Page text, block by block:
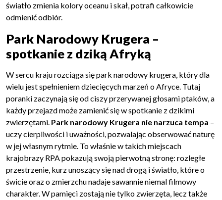
światło zmienia kolory oceanu i skał, potrafi całkowicie
odmienić odbiór.
Park Narodowy Krugera –
spotkanie z dziką Afryką
W sercu kraju rozciąga się park narodowy krugera, który dla
wielu jest spełnieniem dziecięcych marzeń o Afryce. Tutaj
poranki zaczynają się od ciszy przerywanej głosami ptaków, a
każdy przejazd może zamienić się w spotkanie z dzikimi
zwierzętami. Park narodowy Krugera nie narzuca tempa –
uczy cierpliwości i uważności, pozwalając obserwować naturę
w jej własnym rytmie. To właśnie w takich miejscach
krajobrazy RPA pokazują swoją pierwotną stronę: rozległe
przestrzenie, kurz unoszący się nad drogą i światło, które o
świcie oraz o zmierzchu nadaje sawannie niemal filmowy
charakter. W pamięci zostają nie tylko zwierzęta, lecz także